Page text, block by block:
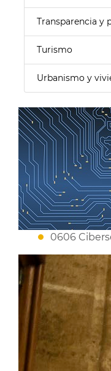
Transparencia y
Turismo
Urbanismo y
0606